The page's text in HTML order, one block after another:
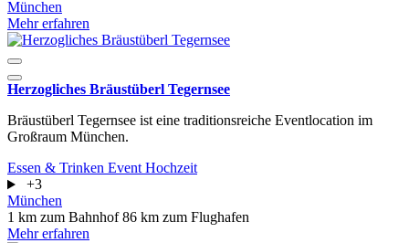
München
Mehr erfahren
Herzogliches Bräustüberl Tegernsee
​​​​​​​Bräustüberl Tegernsee ist eine traditionsreiche Eventlocation im
Großraum München.
Essen & Trinken Event Hochzeit
+3
München
1 km zum Bahnhof86 km zum Flughafen
Mehr erfahren